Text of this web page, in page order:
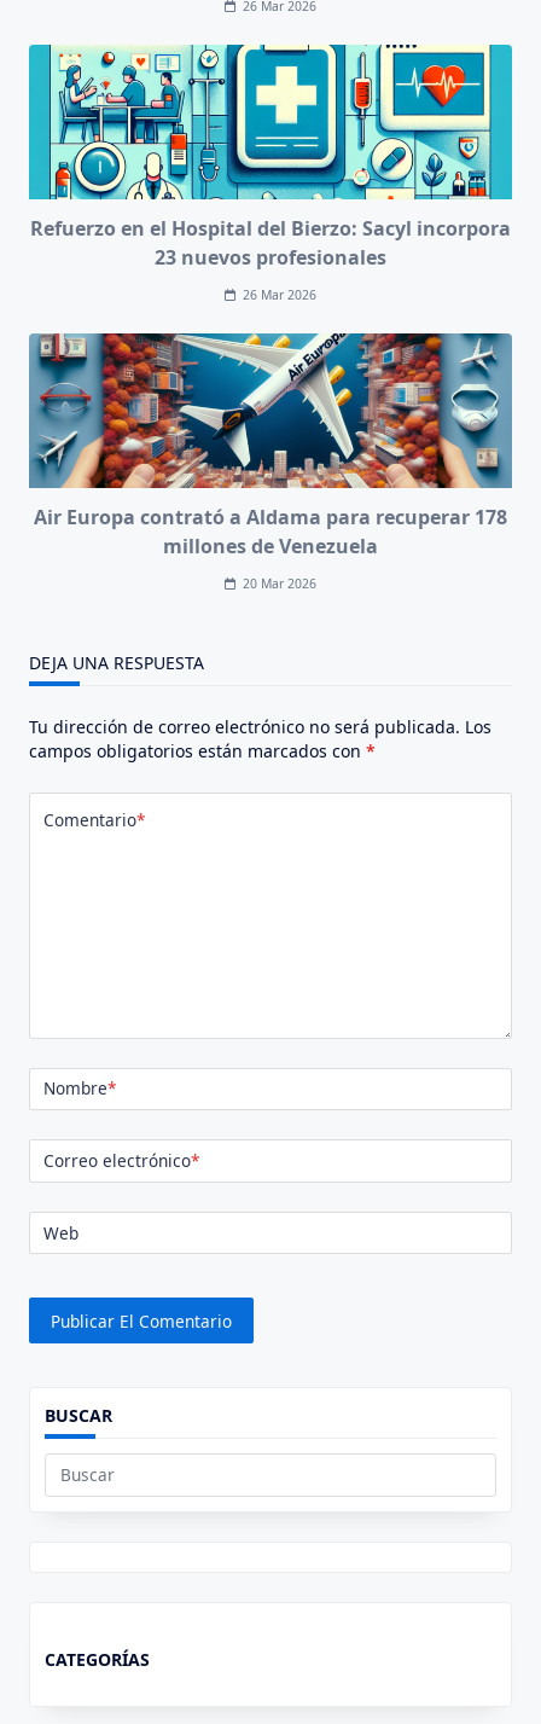
26 Mar 2026
Refuerzo en el Hospital del Bierzo: Sacyl incorpora
23 nuevos profesionales
26 Mar 2026
Air Europa contrató a Aldama para recuperar 178
millones de Venezuela
20 Mar 2026
DEJA UNA RESPUESTA
Tu dirección de correo electrónico no será publicada. Los
campos obligatorios están marcados con *
Comentario*
Nombre*
Correo electrónico*
Web
BUSCAR
Buscar:
CATEGORÍAS